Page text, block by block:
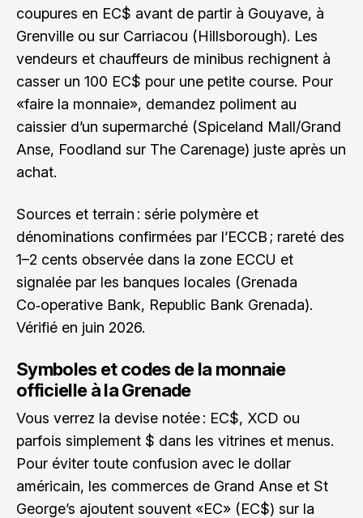
coupures en EC$ avant de partir à Gouyave, à
Grenville ou sur Carriacou (Hillsborough). Les
vendeurs et chauffeurs de minibus rechignent à
casser un 100 EC$ pour une petite course. Pour
«faire la monnaie», demandez poliment au
caissier d’un supermarché (Spiceland Mall/Grand
Anse, Foodland sur The Carenage) juste après un
achat.
Sources et terrain : série polymère et
dénominations confirmées par l’ECCB ; rareté des
1–2 cents observée dans la zone ECCU et
signalée par les banques locales (Grenada
Co‑operative Bank, Republic Bank Grenada).
Vérifié en juin 2026.
Symboles et codes de la monnaie
officielle à la Grenade
Vous verrez la devise notée : EC$, XCD ou
parfois simplement $ dans les vitrines et menus.
Pour éviter toute confusion avec le dollar
américain, les commerces de Grand Anse et St
George’s ajoutent souvent «EC» (EC$) sur la